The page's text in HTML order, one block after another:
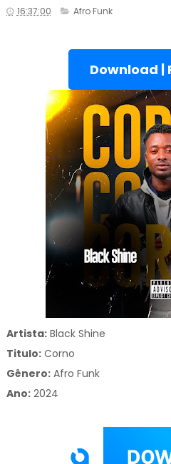
16:37:00 Afro Funk
Download |
Artista:Black Shine
Titulo:Corno
Gênero: Afro Funk
Ano:2024